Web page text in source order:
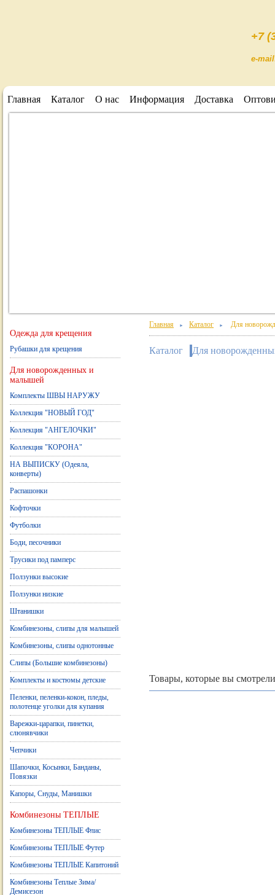
+7
e-
Главная Каталог О нас Информация Доставка
Одежда для крещения
Рубашки для крещения
Для новорожденных и
малышей
Комплекты ШВЫ НАРУЖУ
Коллекция "НОВЫЙ ГОД"
Коллекция "АНГЕЛОЧКИ"
Коллекция "КОРОНА"
НА ВЫПИСКУ (Одеяла,
конверты)
Распашонки
Кофточки
Футболки
Боди, песочники
Трусики под памперс
Ползунки высокие
Ползунки низкие
Штанишки
Комбинезоны, слипы для малышей
Комбинезоны, слипы однотонные
Слипы (Большие комбинезоны)
Комплекты и костюмы детские
Пеленки, пеленки-кокон, пледы,
полотенце уголки для купания
Варежки-царапки, пинетки,
слюнявчики
Чепчики
Шапочки, Косынки, Банданы,
Повязки
Капоры, Снуды, Манишки
Комбинезоны ТЕПЛЫЕ
Комбинезоны ТЕПЛЫЕ Флис
Комбинезоны ТЕПЛЫЕ Футер
Комбинезоны ТЕПЛЫЕ Капитоний
Комбинезоны Теплые Зима/
Демисезон
Главная ► Каталог ► Для
Каталог Для
Товары, которые вы